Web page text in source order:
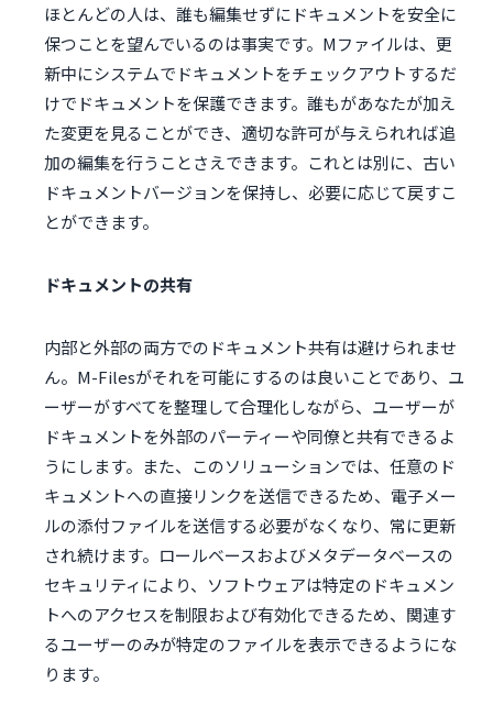
ほとんどの人は、誰も編集せずにドキュメントを安全に
保つことを望んでいるのは事実です。Mファイルは、更
新中にシステムでドキュメントをチェックアウトするだ
けでドキュメントを保護できます。誰もがあなたが加え
た変更を見ることができ、適切な許可が与えられれば追
加の編集を行うことさえできます。これとは別に、古い
ドキュメントバージョンを保持し、必要に応じて戻すこ
とができます。
ドキュメントの共有
内部と外部の両方でのドキュメント共有は避けられませ
ん。M-Filesがそれを可能にするのは良いことであり、ユ
ーザーがすべてを整理して合理化しながら、ユーザーが
ドキュメントを外部のパーティーや同僚と共有できるよ
うにします。また、このソリューションでは、任意のド
キュメントへの直接リンクを送信できるため、電子メー
ルの添付ファイルを送信する必要がなくなり、常に更新
され続けます。ロールベースおよびメタデータベースの
セキュリティにより、ソフトウェアは特定のドキュメン
トへのアクセスを制限および有効化できるため、関連す
るユーザーのみが特定のファイルを表示できるようにな
ります。